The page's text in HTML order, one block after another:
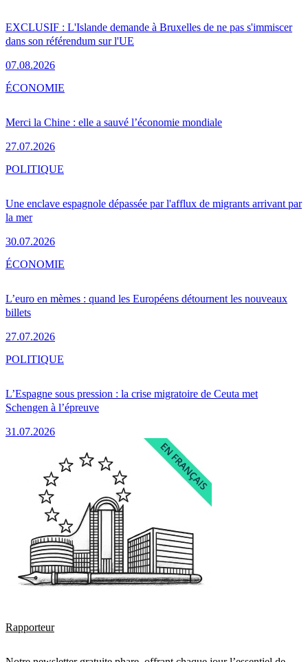
EXCLUSIF : L'Islande demande à Bruxelles de ne pas s'immiscer
dans son référendum sur l'UE
07.08.2026
Merci la Chine : elle a sauvé l’économie mondiale
27.07.2026
ÉCONOMIE
Une enclave espagnole dépassée par l'afflux de migrants arrivant par
la mer
30.07.2026
POLITIQUE
L’euro en mèmes : quand les Européens détournent les nouveaux
billets
27.07.2026
ÉCONOMIE
L’Espagne sous pression : la crise migratoire de Ceuta met
Schengen à l’épreuve
31.07.2026
POLITIQUE
Rapporteur